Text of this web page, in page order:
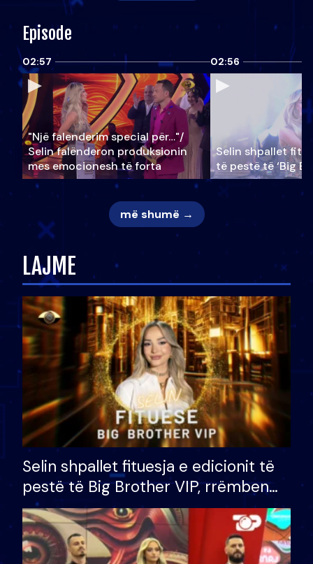
Episode
02:57
"Një falenderim special për…"/
Selin falënderon produksionin
mes emocionesh të forta
02:56
Selin shpallet
të pestë të ‘Big
më shumë →
LAJME
Selin shpallet fituesja e edicionit të
pestë të Big Brother VIP, rrëmben
çmimin e madh prej 100 mijë eurosh